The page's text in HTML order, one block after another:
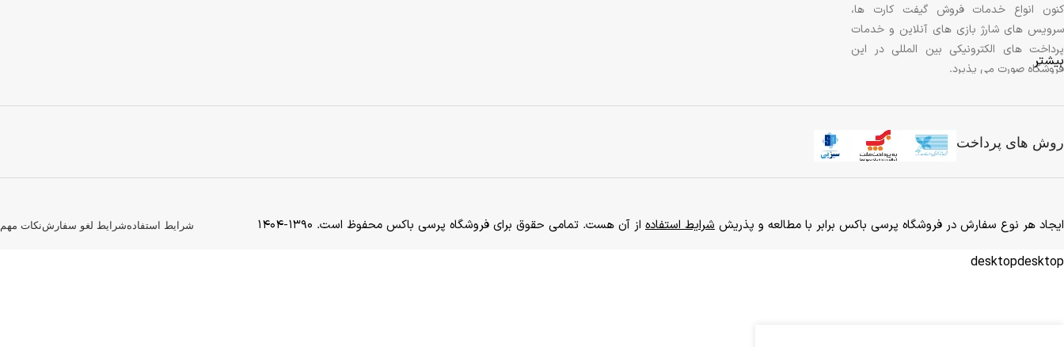
کنون انواع خدمات فروش گیفت کارت ها،
سرویس های شارژ بازی های آنلاین و خدمات
پرداخت های الکترونیکی بین المللی در این
فروشگاه صورت می پذیرد.
امید است که از خدمات ارائه شده توسط ما
پیشنهادات و انتقادات خود را با ما در میان
گذاشته و در راه برد هر چه بیشتر و بهتر این
خدمت ما را یاری کنید.
بیشتر
روش های پرداخت
ایجاد هر نوع سفارش در فروشگاه پرسی باکس برابر با مطالعه و پذریش شرایط استفاده از آن هست. تمامی حقوق برای فروشگاه پرسی باکس محفوظ است. 1390-1404 شرایط استفادهشرایط لغو سفارشنکات مهم